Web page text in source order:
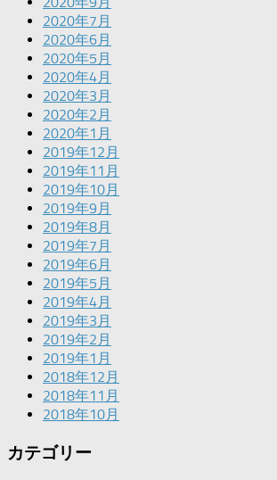
2020年7月
2020年6月
2020年5月
2020年4月
2020年3月
2020年2月
2020年1月
2019年12月
2019年11月
2019年10月
2019年9月
2019年8月
2019年7月
2019年6月
2019年5月
2019年4月
2019年3月
2019年2月
2019年1月
2018年12月
2018年11月
2018年10月
カテゴリー